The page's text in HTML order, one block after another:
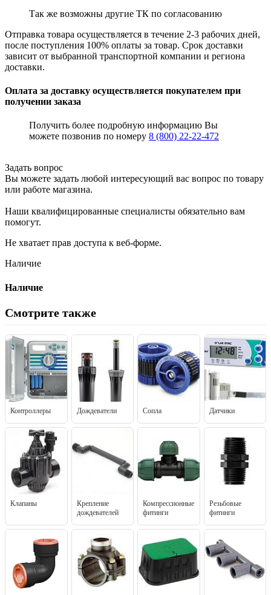
Так же возможны другие ТК по согласованию
Отправка товара осуществляется в течение 2-3 рабочих дней,
после поступления 100% оплаты за товар. Срок доставки
зависит от выбранной транспортной компании и региона
доставки.
Оплата за доставку осуществляется покупателем при
получении заказа
Получить более подробную информацию Вы
можете позвонив по номеру 8 (800) 22-22-472
Задать вопрос
Вы можете задать любой интересующий вас вопрос по товару
или работе магазина.
Наши квалифицированные специалисты обязательно вам
помогут.
Не хватает прав доступа к веб-форме.
Наличие
Наличие
Смотрите также
Контроллеры Дождеватели Сопла Датчики
Клапаны
Крепление
дождевателей
Компрессионные
фитинги
Резьбовые
фитинги